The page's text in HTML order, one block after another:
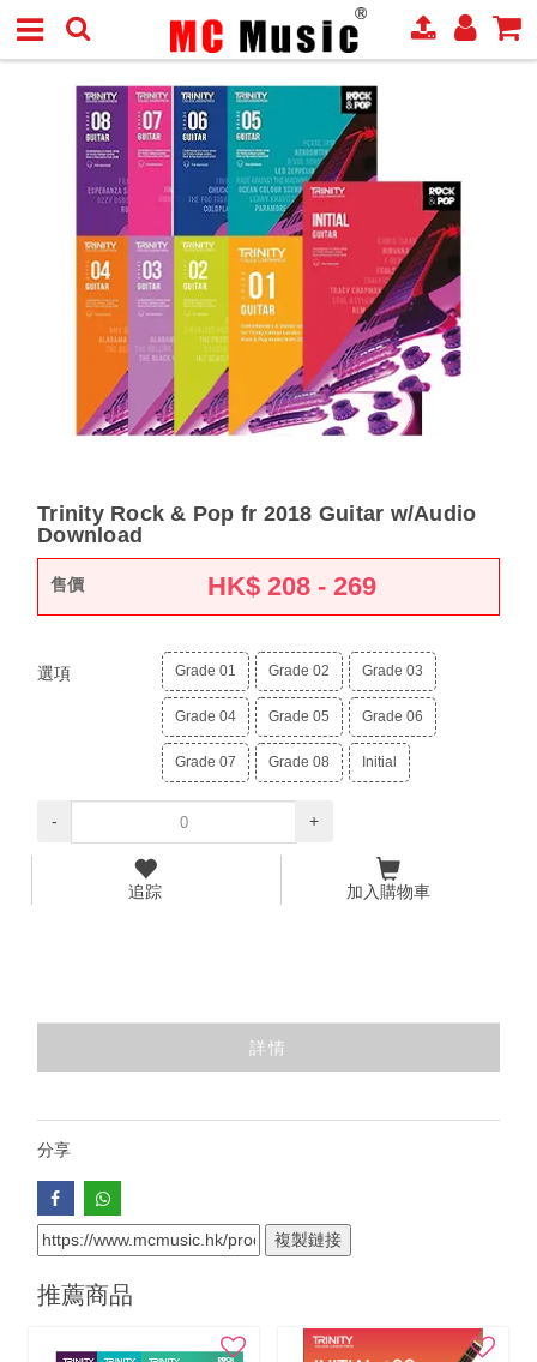
Trinity Rock & Pop fr 2018 Guitar w/Audio
Download
售價 HK$208 - 269
選項 Grade 01 Grade 02 Grade 03
Grade 04 Grade 05 Grade 06
Grade 07 Grade 08 Initial
- +
追踪 加入購物車
詳情
分享
複製鏈接
推薦商品